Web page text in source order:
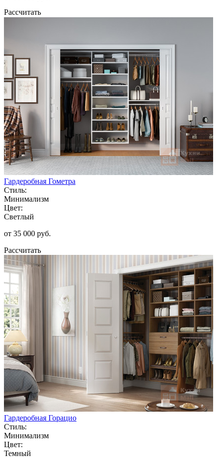
Рассчитать
Гардеробная Гометра
Стиль:
Минимализм
Цвет:
Светлый
от 35 000 руб.
Рассчитать
Гардеробная Горацио
Стиль:
Минимализм
Цвет:
Темный